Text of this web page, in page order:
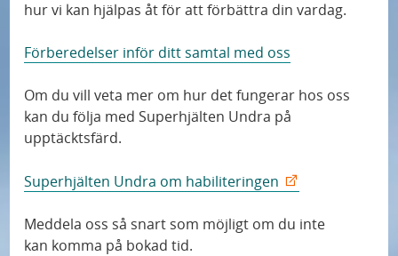
hur vi kan hjälpas åt för att förbättra din vardag.
Förberedelser inför ditt samtal med oss
Om du vill veta mer om hur det fungerar hos oss
kan du följa med Superhjälten Undra på
upptäcktsfärd.
Superhjälten Undra om habiliteringen
Meddela oss så snart som möjligt om du inte
kan komma på bokad tid.